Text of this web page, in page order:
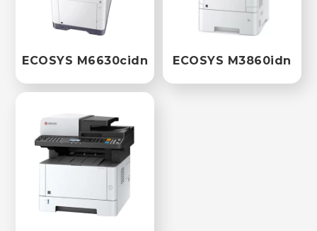
ECOSYS M6630cidn ECOSYS M3860idn